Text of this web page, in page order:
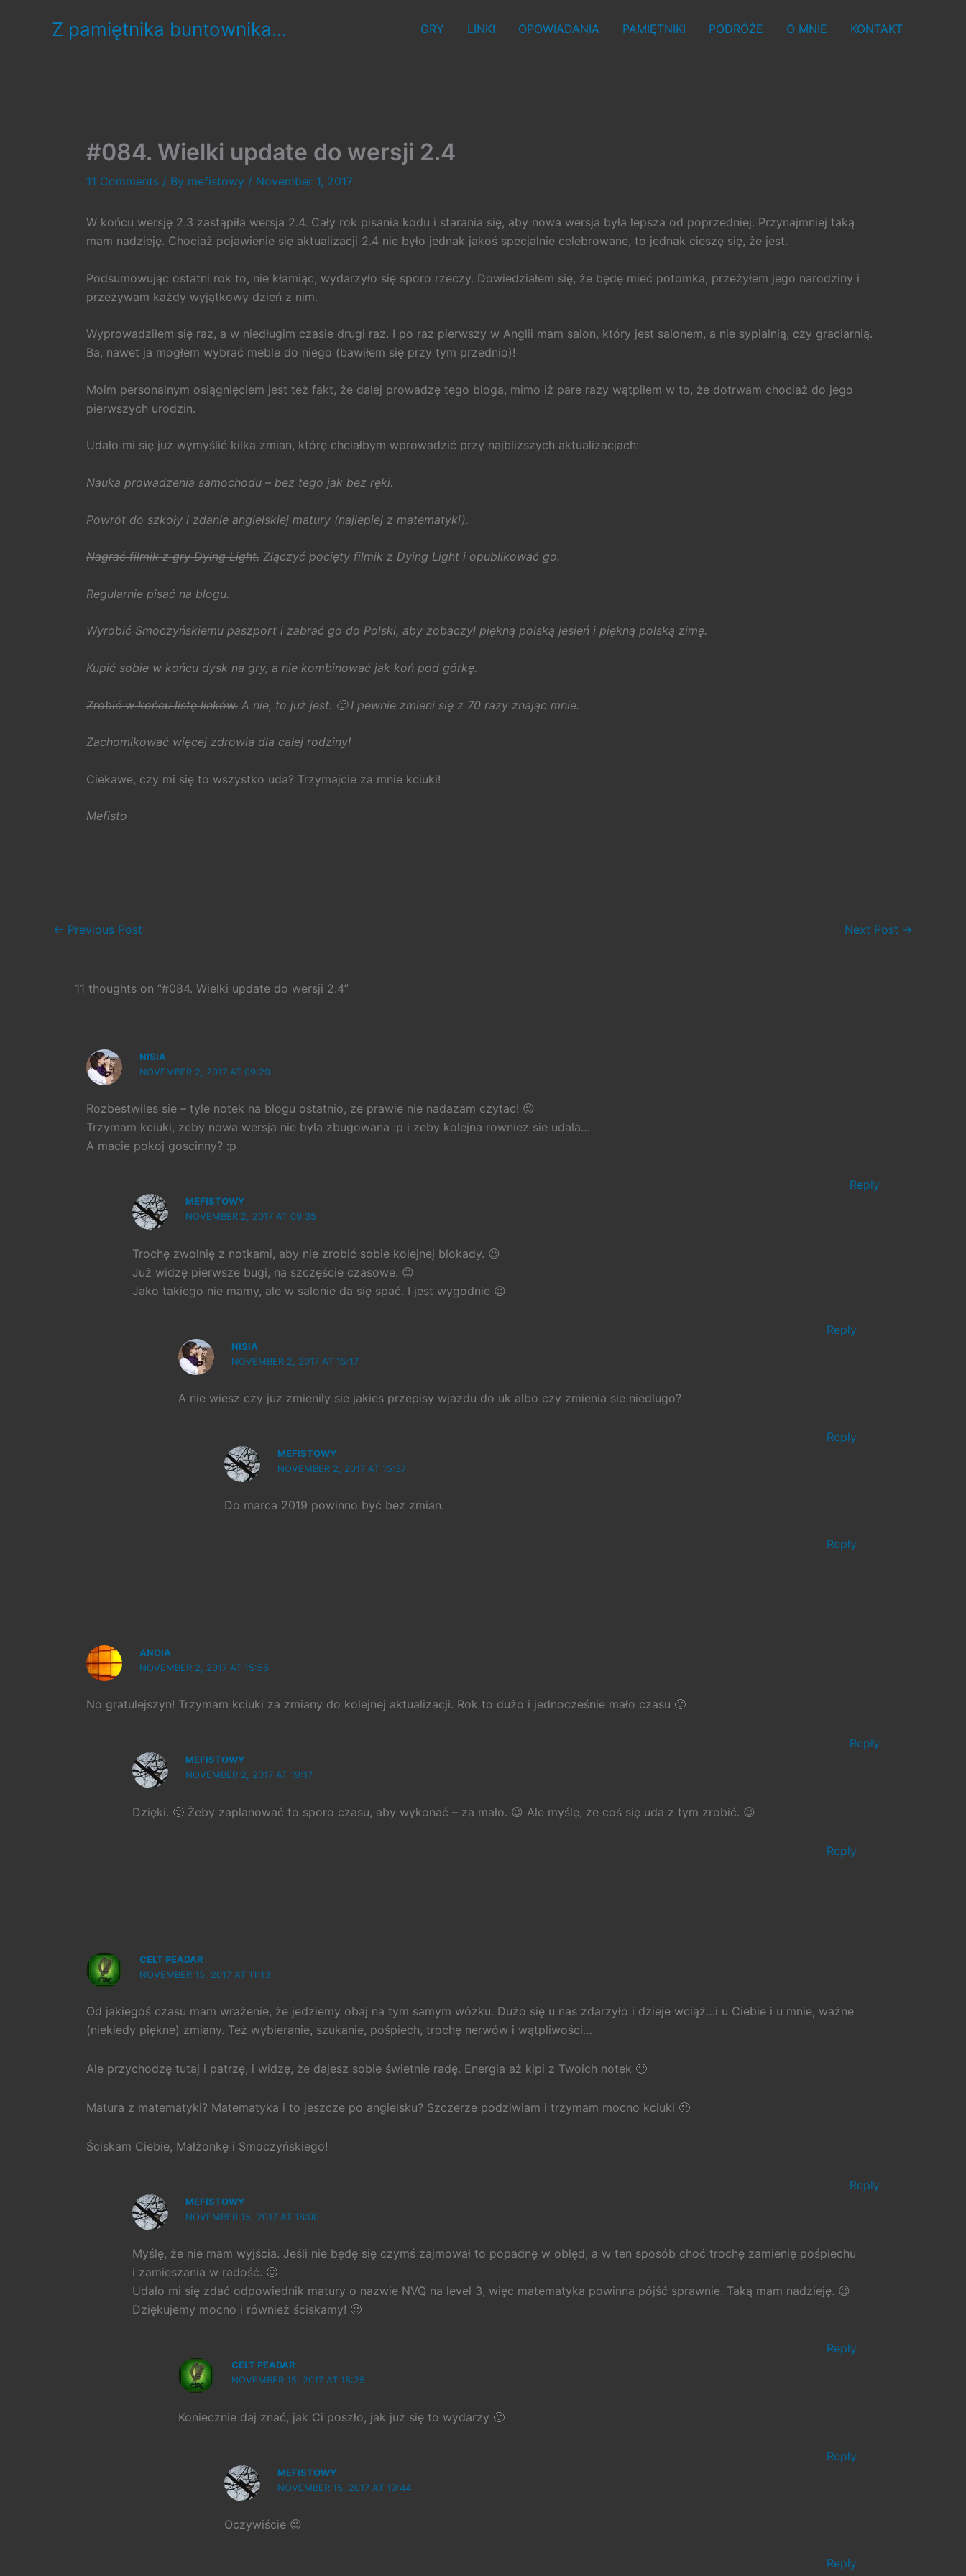
Z pamiętnika buntownika... GRY LINKI OPOWIADANIA PAMIĘTNIKI PODRÓŻE O MNIE KONTAKT
#084. Wielki update do wersji 2.4
11 Comments / By mefistowy / November 1, 2017
W końcu wersję 2.3 zastąpiła wersja 2.4. Cały rok pisania kodu i starania się, aby nowa wersja była lepsza od poprzedniej. Przynajmniej taką
mam nadzieję. Chociaż pojawienie się aktualizacji 2.4 nie było jednak jakoś specjalnie celebrowane, to jednak cieszę się, że jest.
Podsumowując ostatni rok to, nie kłamiąc, wydarzyło się sporo rzeczy. Dowiedziałem się, że będę mieć potomka, przeżyłem jego narodziny i
przeżywam każdy wyjątkowy dzień z nim.
Wyprowadziłem się raz, a w niedługim czasie drugi raz. I po raz pierwszy w Anglii mam salon, który jest salonem, a nie sypialnią, czy graciarnią.
Ba, nawet ja mogłem wybrać meble do niego (bawiłem się przy tym przednio)!
Moim personalnym osiągnięciem jest też fakt, że dalej prowadzę tego bloga, mimo iż pare razy wątpiłem w to, że dotrwam chociaż do jego
pierwszych urodzin.
Udało mi się już wymyślić kilka zmian, którę chciałbym wprowadzić przy najbliższych aktualizacjach:
Nauka prowadzenia samochodu – bez tego jak bez ręki.
Powrót do szkoły i zdanie angielskiej matury (najlepiej z matematyki).
Nagrać filmik z gry Dying Light. Złączyć pocięty filmik z Dying Light i opublikować go.
Regularnie pisać na blogu.
Wyrobić Smoczyńskiemu paszport i zabrać go do Polski, aby zobaczył piękną polską jesień i piękną polską zimę.
Kupić sobie w końcu dysk na gry, a nie kombinować jak koń pod górkę.
Zrobić w końcu listę linków. A nie, to już jest. 🙂 I pewnie zmieni się z 70 razy znając mnie.
Zachomikować więcej zdrowia dla całej rodziny!
Ciekawe, czy mi się to wszystko uda? Trzymajcie za mnie kciuki!
Mefisto
← Previous Post Next Post →
11 thoughts on “#084. Wielki update do wersji 2.4”
NISIA
NOVEMBER 2, 2017 AT 09:29
Rozbestwiles sie – tyle notek na blogu ostatnio, ze prawie nie nadazam czytac! 😉
Trzymam kciuki, zeby nowa wersja nie byla zbugowana :p i zeby kolejna rowniez sie udala…
A macie pokoj goscinny? :p
Reply
MEFISTOWY
NOVEMBER 2, 2017 AT 09:35
Trochę zwolnię z notkami, aby nie zrobić sobie kolejnej blokady. 😉
Już widzę pierwsze bugi, na szczęście czasowe. 😉
Jako takiego nie mamy, ale w salonie da się spać. I jest wygodnie 😉
Reply
NISIA
NOVEMBER 2, 2017 AT 15:17
A nie wiesz czy juz zmienily sie jakies przepisy wjazdu do uk albo czy zmienia sie niedlugo?
Reply
MEFISTOWY
NOVEMBER 2, 2017 AT 15:37
Do marca 2019 powinno być bez zmian.
Reply
ANOIA
NOVEMBER 2, 2017 AT 15:56
No gratulejszyn! Trzymam kciuki za zmiany do kolejnej aktualizacji. Rok to dużo i jednocześnie mało czasu 🙂
Reply
MEFISTOWY
NOVEMBER 2, 2017 AT 19:17
Dzięki. 🙂 Żeby zaplanować to sporo czasu, aby wykonać – za mało. 😉 Ale myślę, że coś się uda z tym zrobić. 😉
Reply
CELT PEADAR
NOVEMBER 15, 2017 AT 11:13
Od jakiegoś czasu mam wrażenie, że jedziemy obaj na tym samym wózku. Dużo się u nas zdarzyło i dzieje wciąż…i u Ciebie i u mnie, ważne
(niekiedy piękne) zmiany. Też wybieranie, szukanie, pośpiech, trochę nerwów i wątpliwości…
Ale przychodzę tutaj i patrzę, i widzę, że dajesz sobie świetnie radę. Energia aż kipi z Twoich notek 🙂
Matura z matematyki? Matematyka i to jeszcze po angielsku? Szczerze podziwiam i trzymam mocno kciuki 🙂
Ściskam Ciebie, Małżonkę i Smoczyńskiego!
Reply
MEFISTOWY
NOVEMBER 15, 2017 AT 18:00
Myślę, że nie mam wyjścia. Jeśli nie będę się czymś zajmował to popadnę w obłęd, a w ten sposób choć trochę zamienię pośpiechu
i zamieszania w radość. 🙂
Udało mi się zdać odpowiednik matury o nazwie NVQ na level 3, więc matematyka powinna pójść sprawnie. Taką mam nadzieję. 😉
Dziękujemy mocno i również ściskamy! 🙂
Reply
CELT PEADAR
NOVEMBER 15, 2017 AT 18:25
Koniecznie daj znać, jak Ci poszło, jak już się to wydarzy 🙂
Reply
MEFISTOWY
NOVEMBER 15, 2017 AT 19:44
Oczywiście 😉
Reply